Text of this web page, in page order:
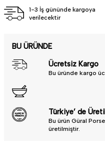
1-3 İş gününde kargoya
verilecektir
BU ÜRÜNDE
Ücretsiz Kargo
Bu üründe kargo
Türkiye’ de
Bu ürün Güral
üretilmiştir.